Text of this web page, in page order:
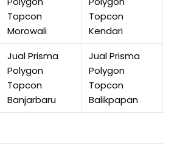
Topcon
Morowali
Topcon
Kendari
Jual Prisma
Polygon
Topcon
Banjarbaru
Jual Prisma
Polygon
Topcon
Balikpapan